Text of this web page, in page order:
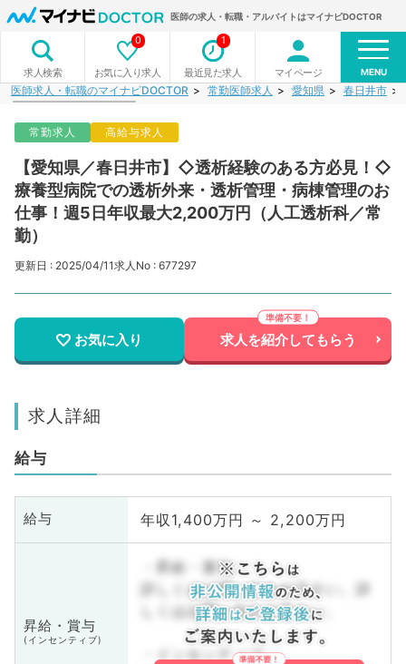
医師の求人・転職・アルバイトはマイナビDOCTOR
求人検索 お気に入り求人
0
最近見た求人
1
マイページ MENU
医師求人・転職のマイナビDOCTOR 常勤医師求人 愛知県 春日井市
常勤求人 高給与求人
【愛知県／春日井市】◇透析経験のある方必見！◇
療養型病院での透析外来・透析管理・病棟管理のお
仕事！週5日年収最大2,200万円（人工透析科／常
勤）
更新日 : 2025/04/11求人No : 677297
お気に入り 求人を紹介してもらう
求人詳細
給与
給与 年収1,400万円 ～ 2,200万円
昇給・賞与
(インセンティブ)
・昇給・賞与
詳しくはお問い合わせ下さい。詳
しくはお問い合わせ下さい。
・インセンティブ